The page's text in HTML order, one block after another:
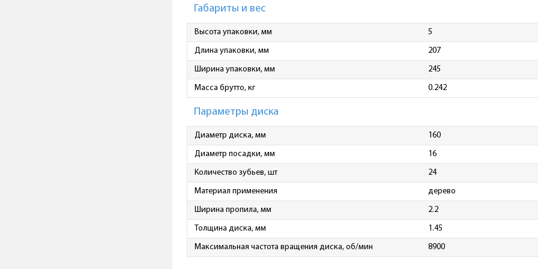
Габариты и вес
Высота упаковки, мм 5
Длина упаковки, мм 207
Ширина упаковки, мм 245
Масса брутто, кг 0.242
Параметры диска
Диаметр диска, мм 160
Диаметр посадки, мм 16
Количество зубьев, шт 24
Материал применения дерево
Ширина пропила, мм 2.2
Толщина диска, мм 1.45
Максимальная частота вращения диска, об/мин 8900